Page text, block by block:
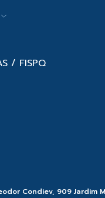
/ FISPQ
Condiev, 909 Jardim